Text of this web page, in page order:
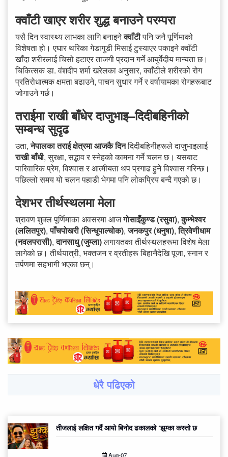
क्वाँटी खाएर शरीर शुद्ध बनाउने परम्परा
यसै दिन स्वास्थ्य लाभका लागि बनाइनेक्वाँटीपनि जनै पूर्णिमाको
विशेषता हो। एघार थरिका गेडागुडी मिसाई टुस्याएर पकाइने क्वाँटी
खाँदा शरीरलाई चिसो हटाएर ताजगी प्रदान गर्ने आयुर्वेदीय मान्यता छ।
चिकित्सक डा. वंशदीप शर्मा खरेलका अनुसार, क्वाँटीले शरीरको रोग
प्रतिरोधात्मक क्षमता बढाउने, पाचन सुधार गर्ने र वर्षायामका रोगहरूबाट
जोगाउने गर्छ।
तराईमा राखी बाँधेर दाजुभाइ–दिदीबहिनीको
सम्बन्ध सुदृढ
उता,नेपालका तराई क्षेत्रमा आजकै दिनदिदीबहिनीहरूले दाजुभाइलाई
राखी बाँधी, सुरक्षा, सद्भाव र स्नेहको कामना गर्ने चलन छ। यसबाट
पारिवारिक प्रेम, विश्वास र आत्मीयता थप प्रगाढ हुने विश्वास गरिन्छ।
पछिल्लो समय यो चलन पहाडी भेगमा पनि लोकप्रिय बन्दै गएको छ।
देशभर तीर्थस्थलमा मेला
श्रावण शुक्ल पूर्णिमाका अवसरमा आजगोसाइँकुण्ड (रसुवा),कुम्भेश्वर
(ललितपुर),पाँचपोखरी (सिन्धुपाल्चोक),जनकपुर (धनुषा),त्रिवेणीधाम
(नवलपरासी),दानसाधु (जुम्ला)लगायतका तीर्थस्थलहरूमा विशेष मेला
लागेको छ। तीर्थयात्री, भक्तजन र व्रतीहरू बिहानैदेखि पूजा, स्नान र
तर्पणमा सहभागी भएका छन्।
धेरै पढिएको
तीजलाई लक्षित गर्दै आयो बिनोद ढकालको ‘झुम्का कस्तो छ
Aug-07